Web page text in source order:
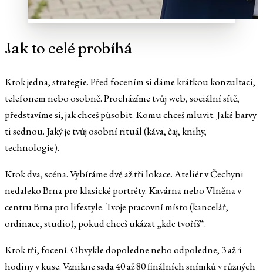
Jak to celé probíhá
Krok jedna, strategie. Před focením si dáme krátkou konzultaci,
telefonem nebo osobně. Procházíme tvůj web, sociální sítě,
představíme si, jak chceš působit. Komu chceš mluvit. Jaké barvy
ti sednou. Jaký je tvůj osobní rituál (káva, čaj, knihy,
technologie).
Krok dva, scéna. Vybíráme dvě až tři lokace. Ateliér v Čechyni
nedaleko Brna pro klasické portréty. Kavárna nebo Vlněna v
centru Brna pro lifestyle. Tvoje pracovní místo (kancelář,
ordinace, studio), pokud chceš ukázat „kde tvoříš“.
Krok tři, focení. Obvykle dopoledne nebo odpoledne, 3 až 4
hodiny v kuse. Vznikne sada 40 až 80 finálních snímků v různých